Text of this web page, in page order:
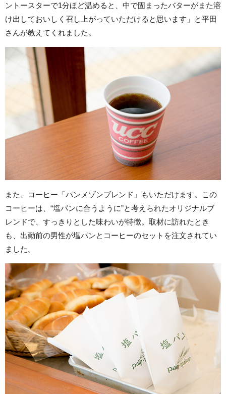
ントースターで1分ほど温めると、中で固まったバターがまた溶
け出しておいしく召し上がっていただけると思います」と平田
さんが教えてくれました。
また、コーヒー「パンメゾンブレンド」もいただけます。この
コーヒーは、“塩パンに合うように”と考えられたオリジナルブ
レンドで、すっきりとした味わいが特徴。取材に訪れたとき
も、出勤前の男性が塩パンとコーヒーのセットを注文されてい
ました。